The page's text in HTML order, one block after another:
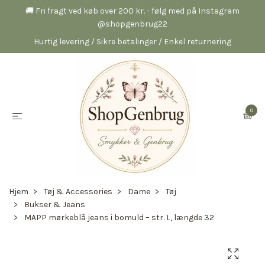
🚚 Fri fragt ved køb over 200 kr. - følg med på Instagram
@shopgenbrug22
Hurtig levering / Sikre betalinger / Enkel returnering
0
Hjem Tøj & Accessories Dame
Tøj
Bukser & Jeans
MAPP mørkeblå jeans i bomuld – str. L, længde 32